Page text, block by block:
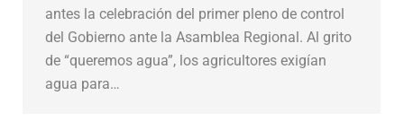
antes la celebración del primer pleno de control
del Gobierno ante la Asamblea Regional. Al grito
de “queremos agua”, los agricultores exigían
agua para…